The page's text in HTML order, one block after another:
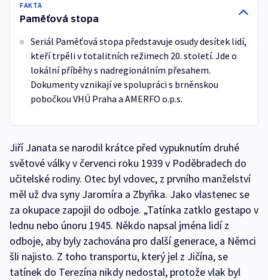
FAKTA
Paměťová stopa
Seriál Paměťová stopa představuje osudy desítek lidí,
kteří trpěli v totalitních režimech 20. století. Jde o
lokální příběhy s nadregionálním přesahem.
Dokumenty vznikají ve spolupráci s brněnskou
pobočkou VHÚ Praha a AMERFO o.p.s.
Jiří Janata se narodil krátce před vypuknutím druhé
světové války v červenci roku 1939 v Poděbradech do
učitelské rodiny. Otec byl vdovec, z prvního manželství
měl už dva syny Jaromíra a Zbyňka. Jako vlastenec se
za okupace zapojil do odboje. „Tatínka zatklo gestapo v
lednu nebo únoru 1945. Někdo napsal jména lidí z
odboje, aby byly zachována pro další generace, a Němci
šli najisto. Z toho transportu, který jel z Jičína, se
tatínek do Terezína nikdy nedostal, protože vlak byl